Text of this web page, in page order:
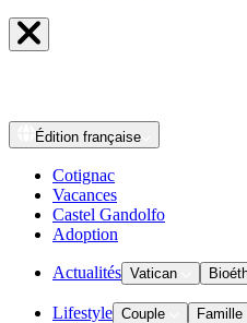
Édition française
Cotignac
Vacances
Castel Gandolfo
Adoption
Actualités Vatican
Lifestyle Couple Famille